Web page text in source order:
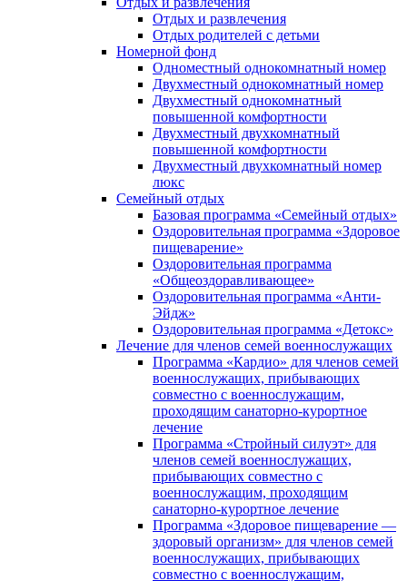
Отдых и развлечения
Отдых родителей с детьми
Номерной фонд
Одноместный однокомнатный номер
Двухместный однокомнатный номер
Двухместный однокомнатный
повышенной комфортности
Двухместный двухкомнатный
повышенной комфортности
Двухместный двухкомнатный номер
люкс
Семейный отдых
Базовая программа «Семейный отдых»
Оздоровительная программа «Здоровое
пищеварение»
Оздоровительная программа
«Общеоздоравливающее»
Оздоровительная программа «Анти-
Эйдж»
Оздоровительная программа «Детокс»
Лечение для членов семей военнослужащих
Программа «Кардио» для членов семей
военнослужащих, прибывающих
совместно с военнослужащим,
проходящим санаторно-курортное
лечение
Программа «Стройный силуэт» для
членов семей военнослужащих,
прибывающих совместно с
военнослужащим, проходящим
санаторно-курортное лечение
Программа «Здоровое пищеварение —
здоровый организм» для членов семей
военнослужащих, прибывающих
совместно с военнослужащим,